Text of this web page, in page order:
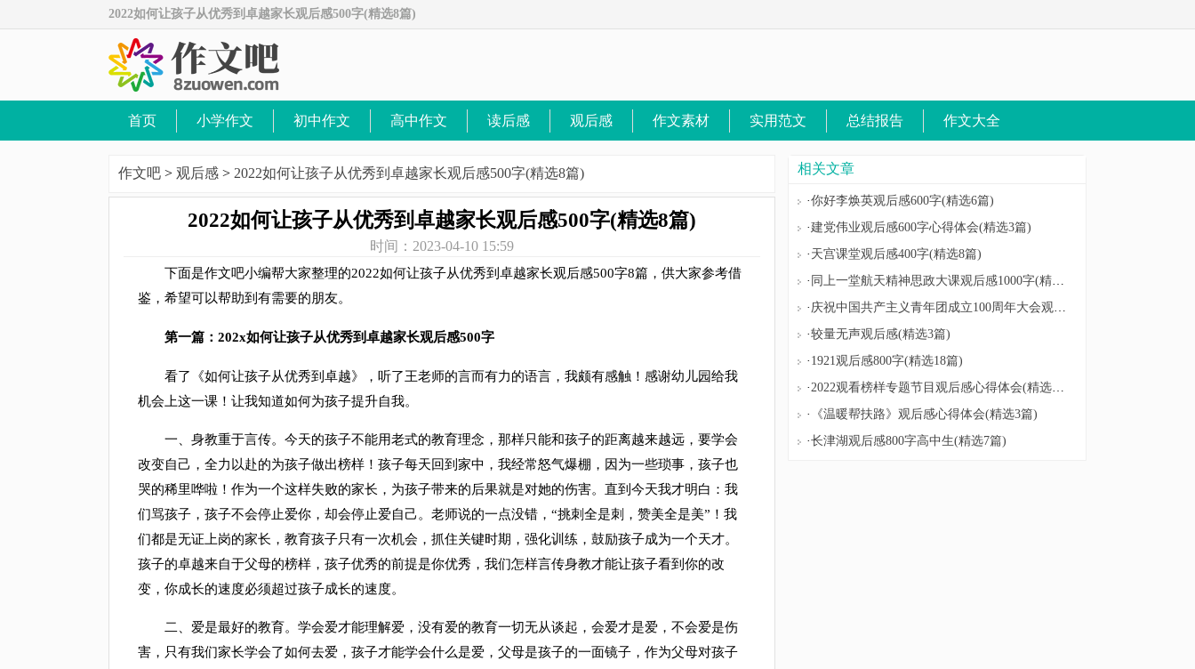
2022如何让孩子从优秀到卓越家长观后感500字(精选8篇)
首页 小学作文 初中作文 高中作文 读后感 观后感 作文素材 实用范文 总结报告 作文大全
作文吧 > 观后感 > 2022如何让孩子从优秀到卓越家长观后感500字(精选8篇)
2022如何让孩子从优秀到卓越家长观后感500字(精选8篇)
时间：2023-04-10 15:59
下面是作文吧小编帮大家整理的2022如何让孩子从优秀到卓越家长观后感500字8篇，供大家参考借
鉴，希望可以帮助到有需要的朋友。
第一篇：202x如何让孩子从优秀到卓越家长观后感500字
看了《如何让孩子从优秀到卓越》，听了王老师的言而有力的语言，我颇有感触！感谢幼儿园给我
机会上这一课！让我知道如何为孩子提升自我。
一、身教重于言传。今天的孩子不能用老式的教育理念，那样只能和孩子的距离越来越远，要学会
改变自己，全力以赴的为孩子做出榜样！孩子每天回到家中，我经常怒气爆棚，因为一些琐事，孩子也
哭的稀里哗啦！作为一个这样失败的家长，为孩子带来的后果就是对她的伤害。直到今天我才明白：我
们骂孩子，孩子不会停止爱你，却会停止爱自己。老师说的一点没错，“挑刺全是刺，赞美全是美”！我
们都是无证上岗的家长，教育孩子只有一次机会，抓住关键时期，强化训练，鼓励孩子成为一个天才。
孩子的卓越来自于父母的榜样，孩子优秀的前提是你优秀，我们怎样言传身教才能让孩子看到你的改
变，你成长的速度必须超过孩子成长的速度。
二、爱是最好的教育。学会爱才能理解爱，没有爱的教育一切无从谈起，会爱才是爱，不会爱是伤
害，只有我们家长学会了如何去爱，孩子才能学会什么是爱，父母是孩子的一面镜子，作为父母对孩子
相关文章
·你好李焕英观后感600字(精选6篇)
·建党伟业观后感600字心得体会(精选3篇)
· 天宫课堂观后感400字(精选8篇)
· 同上一堂航天精神思政大课观后感1000字(精选3篇
· 庆祝中国共产主义青年团成立100周年大会观后感
·较量无声观后感(精选3篇)
· 1921观后感800字(精选18篇)
·2022观看榜样专题节目观后感心得体会(精选3篇)
·
《温暖帮扶路》观后感心得体会(精选3篇)
·长津湖观后感800字高中生(精选7篇)